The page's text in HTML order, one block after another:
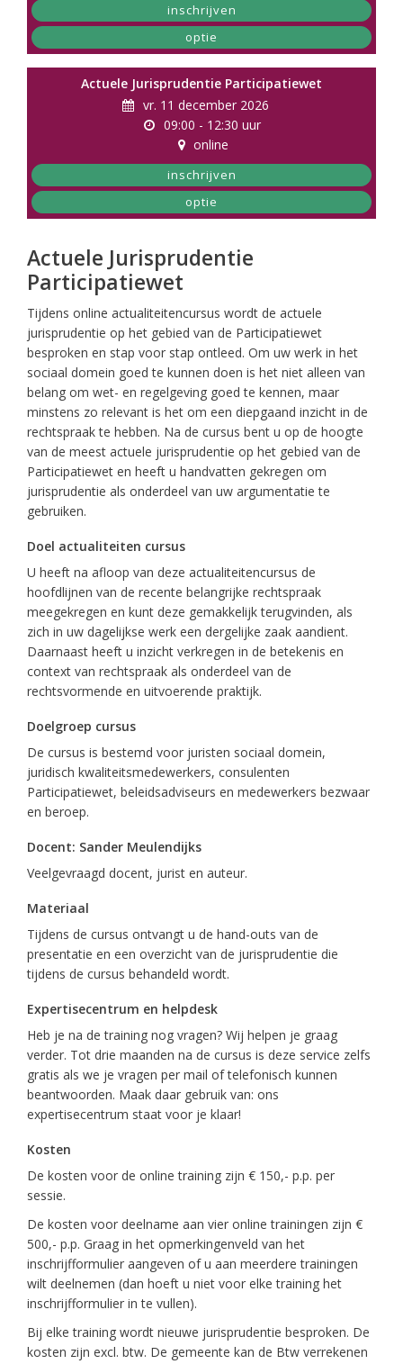
inschrijven
optie
Actuele Jurisprudentie Participatiewet
vr. 11 december 2026
09:00 - 12:30 uur
online
inschrijven
optie
Actuele Jurisprudentie
Participatiewet
Tijdens online actualiteitencursus wordt de actuele
jurisprudentie op het gebied van de Participatiewet
besproken en stap voor stap ontleed. Om uw werk in het
sociaal domein goed te kunnen doen is het niet alleen van
belang om wet- en regelgeving goed te kennen, maar
minstens zo relevant is het om een diepgaand inzicht in de
rechtspraak te hebben. Na de cursus bent u op de hoogte
van de meest actuele jurisprudentie op het gebied van de
Participatiewet en heeft u handvatten gekregen om
jurisprudentie als onderdeel van uw argumentatie te
gebruiken.
Doel actualiteiten cursus
U heeft na afloop van deze actualiteitencursus de
hoofdlijnen van de recente belangrijke rechtspraak
meegekregen en kunt deze gemakkelijk terugvinden, als
zich in uw dagelijkse werk een dergelijke zaak aandient.
Daarnaast heeft u inzicht verkregen in de betekenis en
context van rechtspraak als onderdeel van de
rechtsvormende en uitvoerende praktijk.
Doelgroep cursus
De cursus is bestemd voor juristen sociaal domein,
juridisch kwaliteitsmedewerkers, consulenten
Participatiewet, beleidsadviseurs en medewerkers bezwaar
en beroep.
Docent: Sander Meulendijks
Veelgevraagd docent, jurist en auteur.
Materiaal
Tijdens de cursus ontvangt u de hand-outs van de
presentatie en een overzicht van de jurisprudentie die
tijdens de cursus behandeld wordt.
Expertisecentrum en helpdesk
Heb je na de training nog vragen? Wij helpen je graag
verder. Tot drie maanden na de cursus is deze service zelfs
gratis als we je vragen per mail of telefonisch kunnen
beantwoorden. Maak daar gebruik van: ons
expertisecentrum staat voor je klaar!
Kosten
De kosten voor de online training zijn € 150,- p.p. per
sessie.
De kosten voor deelname aan vier online trainingen zijn €
500,- p.p. Graag in het opmerkingenveld van het
inschrijfformulier aangeven of u aan meerdere trainingen
wilt deelnemen (dan hoeft u niet voor elke training het
inschrijfformulier in te vullen).
Bij elke training wordt nieuwe jurisprudentie besproken. De
kosten zijn excl. btw. De gemeente kan de Btw verrekenen